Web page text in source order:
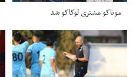
موناکو مشتری لوکاکو شد